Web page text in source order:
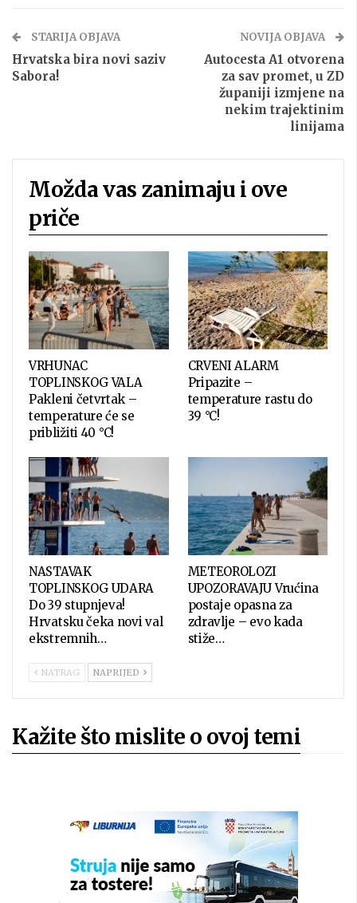
STARIJA OBJAVA
Hrvatska bira novi saziv
Sabora!
NOVIJA OBJAVA
Autocesta A1 otvorena
za sav promet, u ZD
županiji izmjene na
nekim trajektinim
linijama
Možda vas zanimaju i ove
priče
VRHUNAC
TOPLINSKOG VALA
Pakleni četvrtak –
temperature će se
približiti 40 °C!
CRVENI ALARM
Pripazite –
temperature rastu do
39 °C!
NASTAVAK
TOPLINSKOG UDARA
Do 39 stupnjeva!
Hrvatsku čeka novi val
ekstremnih…
METEOROLOZI
UPOZORAVAJU Vrućina
postaje opasna za
zdravlje – evo kada
stiže…
NATRAG NAPRIJED
Kažite što mislite o ovoj temi